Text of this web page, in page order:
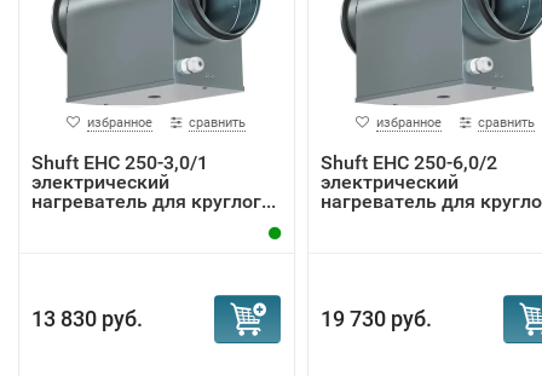
избранное сравнить
Shuft EHC 250-3,0/1
электрический
нагреватель для круглог...
13 830 руб.
избранное сравнить
Shuft EHC 250-6,0/2
электрический
нагреватель для
19 730 руб.